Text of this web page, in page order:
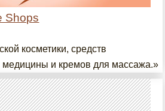
Shops
косметики, средств
медицины и кремов для массажа.»